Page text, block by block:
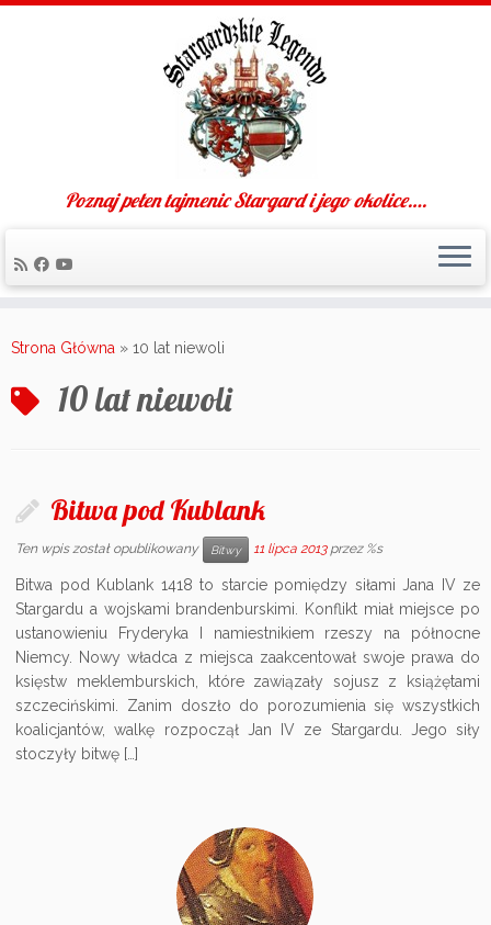
to
Poznaj pełen tajmenic Stargard i jego okolice….
Strona Główna » 10 lat niewoli
10 lat niewoli
Bitwa pod Kublank
Ten wpis został opublikowany Bitwy 11 lipca 2013 przez %s
Bitwa pod Kublank 1418 to starcie pomiędzy siłami Jana IV ze
Stargardu a wojskami brandenburskimi. Konflikt miał miejsce po
ustanowieniu Fryderyka I namiestnikiem rzeszy na północne
Niemcy. Nowy władca z miejsca zaakcentował swoje prawa do
księstw meklemburskich, które zawiązały sojusz z książętami
szczecińskimi. Zanim doszło do porozumienia się wszystkich
koalicjantów, walkę rozpoczął Jan IV ze Stargardu. Jego siły
stoczyły bitwę […]